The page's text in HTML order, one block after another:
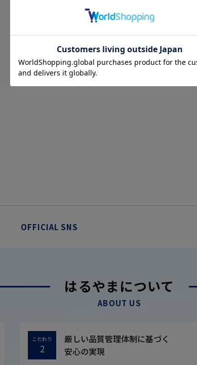
more
OFFICIAL SNS
はるやまについて
ABOUT US
こだわり
2
厳しい品質管理体制に基づく
安心の実現